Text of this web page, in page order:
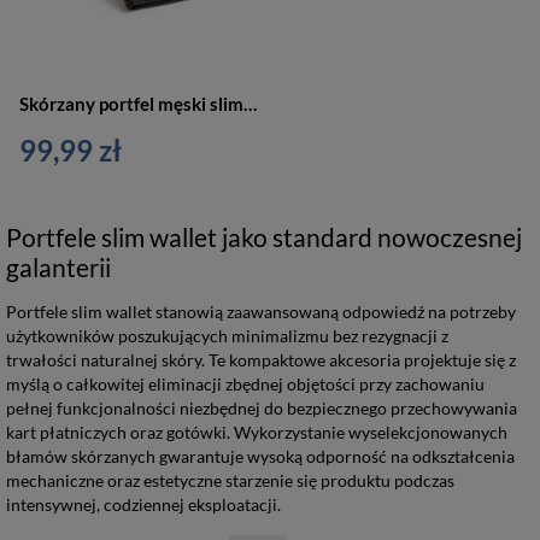
Skórzany portfel męski slim wallet czarny - Brodrene 2299-BL
99,99 zł
Portfele slim wallet jako standard nowoczesnej
galanterii
Portfele slim wallet stanowią zaawansowaną odpowiedź na potrzeby
użytkowników poszukujących minimalizmu bez rezygnacji z
trwałości naturalnej skóry. Te kompaktowe akcesoria projektuje się z
myślą o całkowitej eliminacji zbędnej objętości przy zachowaniu
pełnej funkcjonalności niezbędnej do bezpiecznego przechowywania
kart płatniczych oraz gotówki. Wykorzystanie wyselekcjonowanych
błamów skórzanych gwarantuje wysoką odporność na odkształcenia
mechaniczne oraz estetyczne starzenie się produktu podczas
intensywnej, codziennej eksploatacji.